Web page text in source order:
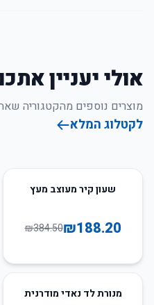
אולי יעניין
מוצרים נוספים מהקטגוריה
לקטלוג המלא
שעון קיר מעוצב מעץ
₪188.20
₪384.50
51
מנורת לד נאדי מודרנית